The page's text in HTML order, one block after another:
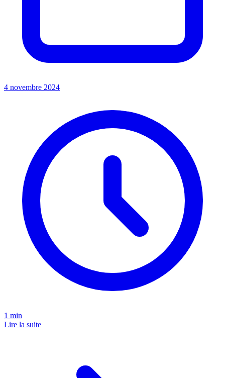
4 novembre 2024
1 min
Lire la suite